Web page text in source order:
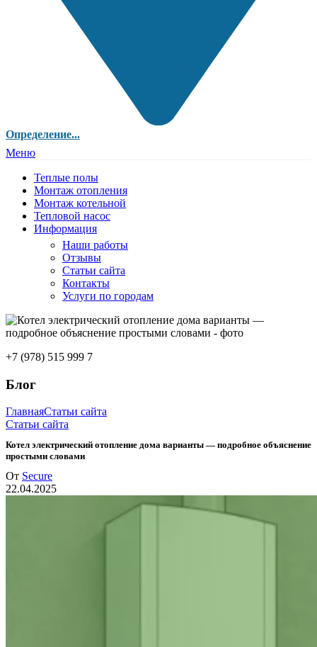
Определение...
Меню
Теплые полы
Монтаж отопления
Монтаж котельной
Тепловой насос
Информация
Наши работы
Отзывы
Статьи сайта
Контакты
Услуги по городам
+7 (978) 515 999 7
Блог
ГлавнаяСтатьи сайта
Статьи сайта
Котел электрический отопление дома варианты — подробное объяснение
простыми словами
От Secure
22.04.2025